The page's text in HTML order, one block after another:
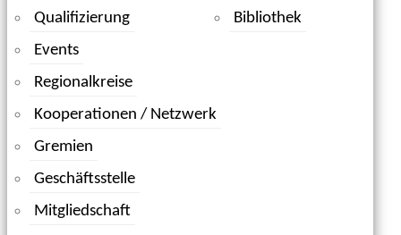
Qualifizierung
Events
Regionalkreise
Kooperationen / Netzwerk
Gremien
Geschäftsstelle
Mitgliedschaft
Bibliothek